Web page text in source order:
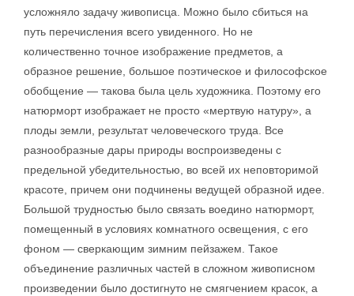
усложняло задачу живописца. Можно было сбиться на
путь перечисления всего увиденного. Но не
количественно точное изображение предметов, а
образное решение, большое поэтическое и философское
обобщение — такова была цель художника. Поэтому его
натюрморт изображает не просто «мертвую натуру», а
плоды земли, результат человеческого труда. Все
разнообразные дары природы воспроизведены с
предельной убедительностью, во всей их неповторимой
красоте, причем они подчинены ведущей образной идее.
Большой трудностью было связать воедино натюрморт,
помещенный в условиях комнатного освещения, с его
фоном — сверкающим зимним пейзажем. Такое
объединение различных частей в сложном живописном
произведении было достигнуто не смягчением красок, а